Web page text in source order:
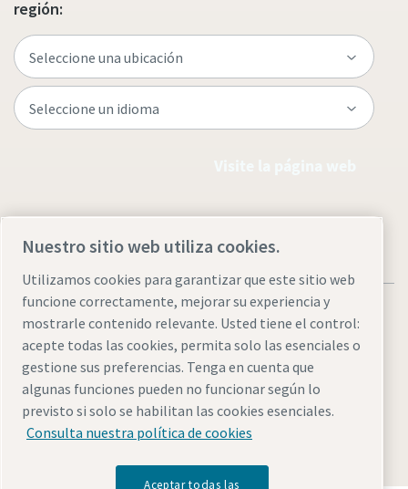
región:
Aviso legal y aviso de privacidadAdministrar cookies
AccesibilidadMapa del sitio
© 2026 Atlas Copco AB
Nuestro sitio web utiliza cookies.
Utilizamos cookies para garantizar que este sitio web
funcione correctamente, mejorar su experiencia y
mostrarle contenido relevante. Usted tiene el control:
acepte todas las cookies, permita solo las esenciales o
gestione sus preferencias. Tenga en cuenta que
algunas funciones pueden no funcionar según lo
previsto si solo se habilitan las cookies esenciales.
Consulta nuestra política de cookies
Aceptar todas las